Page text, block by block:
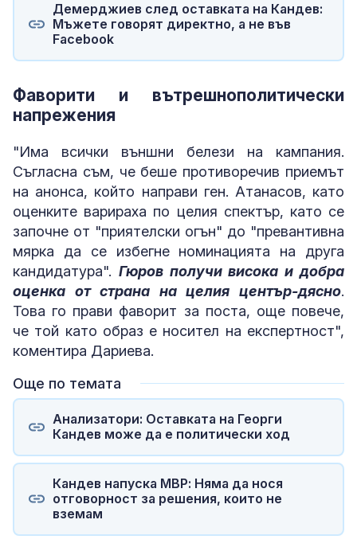
Демерджиев след оставката на Кандев:
Мъжете говорят директно, а не във
Facebook
Фаворити и вътрешнополитически
напрежения
"Има всички външни белези на кампания.
Съгласна съм, че беше противоречив приемът
на анонса, който направи ген. Атанасов, като
оценките варираха по целия спектър, като се
започне от "приятелски огън" до "превантивна
мярка да се избегне номинацията на друга
кандидатура". Гюров получи висока и добра
оценка от страна на целия център-дясно.
Това го прави фаворит за поста, още повече,
че той като образ е носител на експертност",
коментира Дариева.
Още по темата
Анализатори: Оставката на Георги
Кандев може да е политически ход
Кандев напуска МВР: Няма да нося
отговорност за решения, които не
вземам